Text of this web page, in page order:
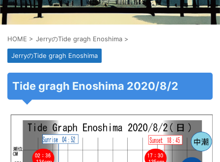
HOME > JerryのTide gragh Enoshima >
JerryのTide gragh Enoshima
Tide gragh Enoshima 2020/8/2